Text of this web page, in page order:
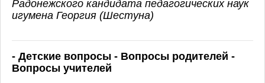
Радонежского кандидата педагогических наук
игумена Георгия (Шестуна)
- Детские вопросы - Вопросы родителей -
Вопросы учителей